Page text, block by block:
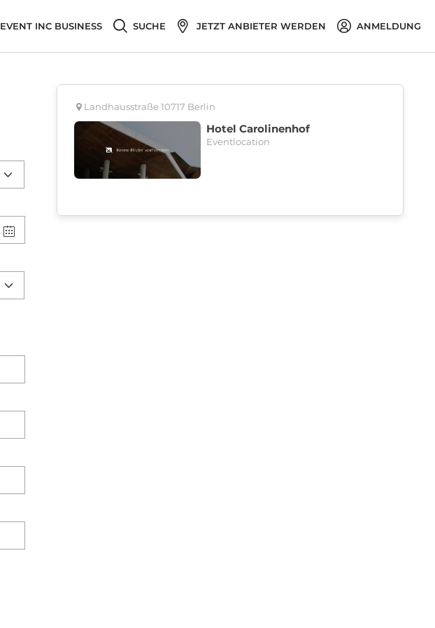
EVENT INC BUSINESS SUCHE JETZT ANBIETER WERDEN ANMELDUNG
Landhausstraße 10717 Berlin
Hotel Carolinenhof
Eventlocation